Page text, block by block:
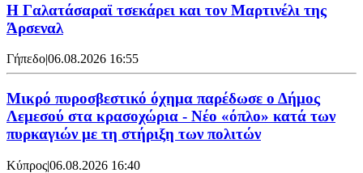
H Γαλατάσαραϊ τσεκάρει και τον Μαρτινέλι της
Άρσεναλ
Γήπεδο|06.08.2026 16:55
Μικρό πυροσβεστικό όχημα παρέδωσε ο Δήμος
Λεμεσού στα κρασοχώρια - Νέο «όπλο» κατά των
πυρκαγιών με τη στήριξη των πολιτών
Κύπρος|06.08.2026 16:40